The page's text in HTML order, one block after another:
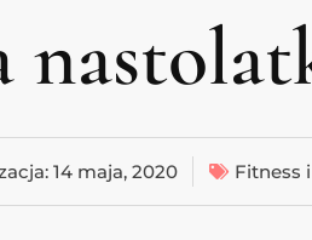
14 maja, 2020 Fitness